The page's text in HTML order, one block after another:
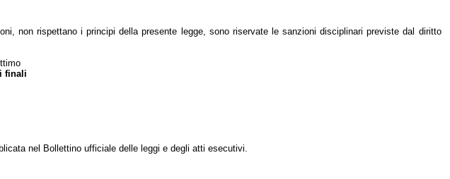
non rispettano i principi della presente legge, sono riservate le sanzioni disciplinari previste dal diritto
finali
nel Bollettino ufficiale delle leggi e degli atti esecutivi.